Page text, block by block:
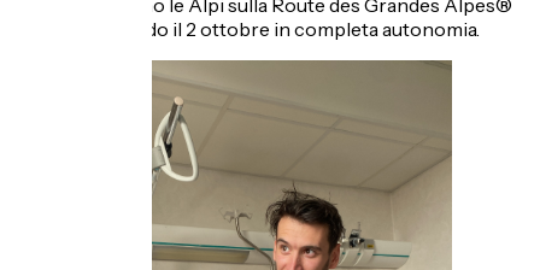
Gravel. Partendo il 2 ottobre in completa autonomia.